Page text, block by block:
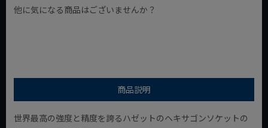
他に気になる商品はございませんか？
商品説明
世界最高の強度と精度を誇るハゼットのヘキサゴンソケットの